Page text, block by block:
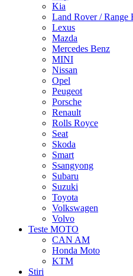
Kia
Land Rover / Range
Lexus
Mazda
Mercedes Benz
MINI
Nissan
Opel
Peugeot
Porsche
Renault
Rolls Royce
Seat
Skoda
Smart
Ssangyong
Subaru
Suzuki
Toyota
Volkswagen
Volvo
Teste MOTO
CAN AM
Honda Moto
KTM
Stiri